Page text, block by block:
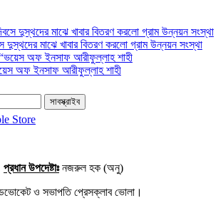
দুস্থদের মাঝে খাবার বিতরণ করলো গ্রাম উন্নয়ন সংস্থা
অফ ইনসাফ আরীফুল্লাহ শাহী
সাবস্ক্রাইব
প্রধান উপদেষ্টাঃনজরুল হক (অনু)
ও সভাপতি প্রেসক্লাব ভোলা।